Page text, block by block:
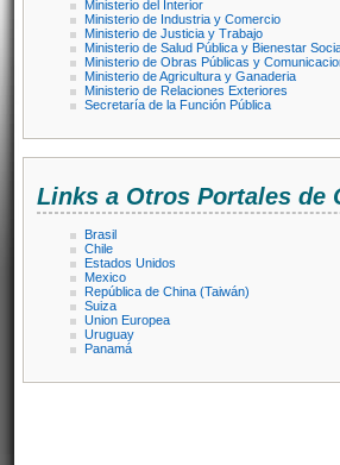
Ministerio del Interior
Ministerio de Industria y Comercio
Ministerio de Justicia y Trabajo
Ministerio de Salud Pública y Bienestar
Ministerio de Obras Públicas y
Ministerio de Agricultura y Ganaderia
Ministerio de Relaciones Exteriores
Secretaría de la Función Pública
Links a Otros Portales de
Brasil
Chile
Estados Unidos
Mexico
República de China (Taiwán)
Suiza
Union Europea
Uruguay
Panamá